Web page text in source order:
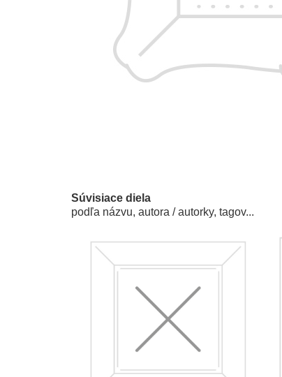
Súvisiace diela
podľa názvu, autora / autorky, tagov...